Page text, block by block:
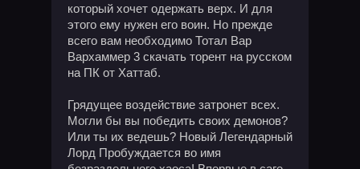
который хочет одержать верх. И для
этого ему нужен его воин. Но прежде
всего вам необходимо Тотал Вар
Вархаммер 3 скачать торент на русском
на ПК от Хаттаб.
Грядущее воздействие затронет всех.
Могли бы вы победить своих демонов?
Или ты их ведешь? Новый Легендарный
Лорд Пробуждается во имя